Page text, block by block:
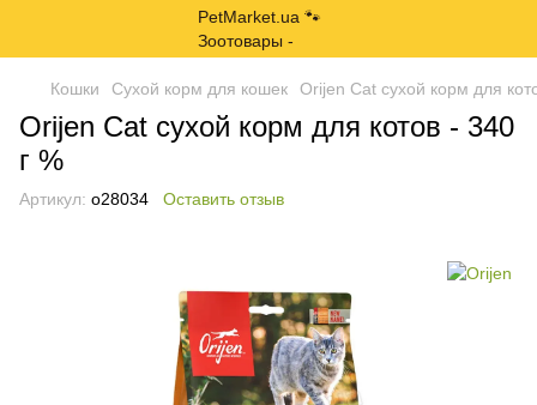
Кошки Сухой корм для кошек Orijen Cat сухой корм для
Orijen Cat сухой корм для котов - 340
г %
Артикул: o28034 Оставить отзыв